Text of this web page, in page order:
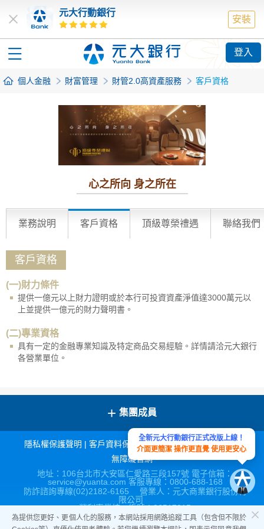
為提供您更好、更個人化的服務，本網站採用網路追蹤工具（包含但不限於
元大行動銀行
安裝
登入
個人金融 財富管理 財管2.0高資產服務 客戶資格
心之所向 身之所在
業務說明 客戶資格 頂級尊榮禮遇 聯絡我們
客戶資格
(一)財力條件
提供一億元以上財力證明或於本行可投資資產淨值達3000萬元以
上並提供一億元的財力聲明書。
(二)專業資格
具有一定的金融專業知識及特定商品交易經驗。詳情請洽元大銀行
各營業單位。
+ 集團成員
隱私權保護聲明 | 客戶資料保密措施|宣導連結|網站導覽|
無障礙官網
地址：106台北市大安區仁愛路三段157號 電子信箱：
service@yuanta.com 客服專線：0800-688-168
防詐諮詢專線(02)2182-6165 營業人：元大商業銀行股份有
限公司
營利事業統一編號：86517315
全新元大行動銀行正式改版上線！
介面更簡潔 操作更直覺 使用更安心